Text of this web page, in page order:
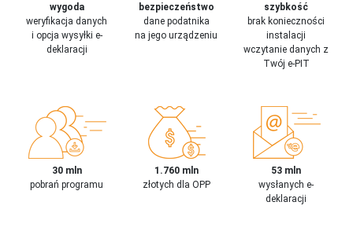
wygoda
weryfikacja danych
i opcja wysyłki e-
deklaracji
bezpieczeństwo
dane podatnika
na jego urządzeniu
szybkość
brak konieczności
instalacji
wczytanie danych z
Twój e-PIT
30 mln
pobrań programu
1.760 mln
złotych dla OPP
53 mln
wysłanych e-
deklaracji